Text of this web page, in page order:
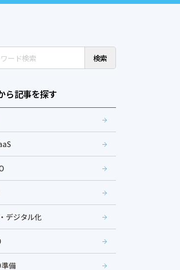
検索
ら記事を探す
デジタル化
準備